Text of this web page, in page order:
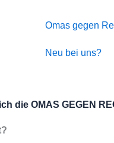
Omas gegen
Neu bei uns?
die OMAS GEGEN